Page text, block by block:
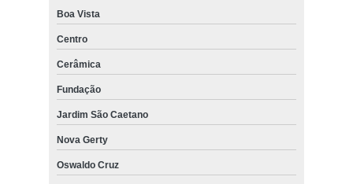
Boa Vista
Centro
Cerâmica
Fundação
Jardim São Caetano
Nova Gerty
Oswaldo Cruz